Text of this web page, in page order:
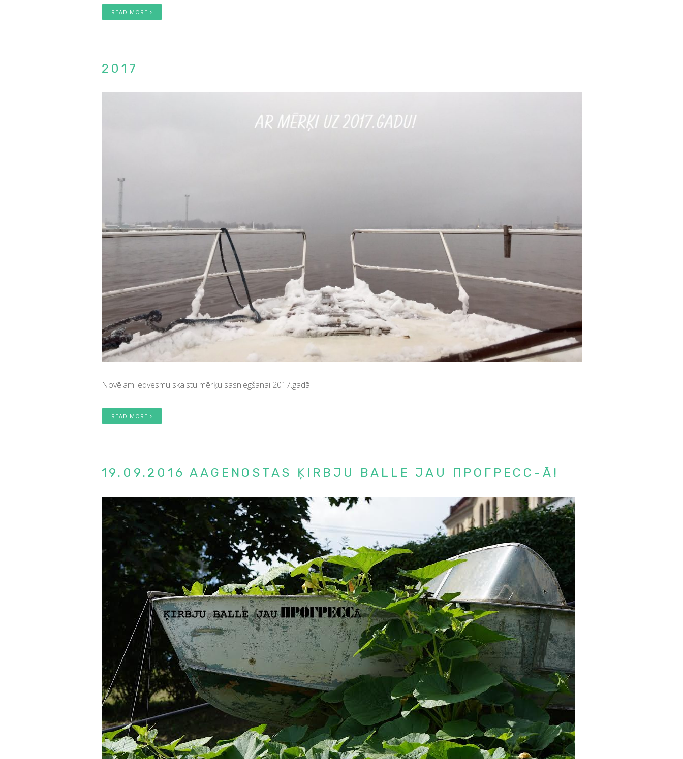
READ MORE
2017
Novēlam iedvesmu skaistu mērķu sasniegšanai 2017.gadā!
READ MORE
19.09.2016 AAGENOSTAS ĶIRBJU BALLE JAU ПРОГРЕСС-Ā!